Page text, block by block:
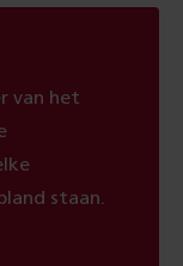
van het
staan.